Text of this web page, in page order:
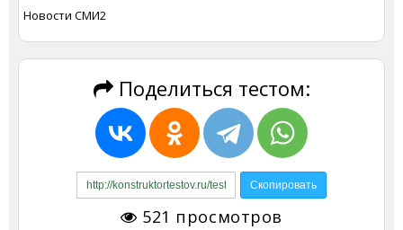
Новости СМИ2
Поделиться тестом:
521 просмотров